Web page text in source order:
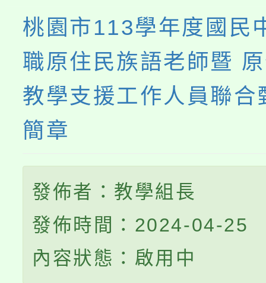
桃園市113學年度國民
職原住民族語老師暨
教學支援工作人員聯合
簡章
發佈者：教學組長
發佈時間：2024-04-25
內容狀態：啟用中